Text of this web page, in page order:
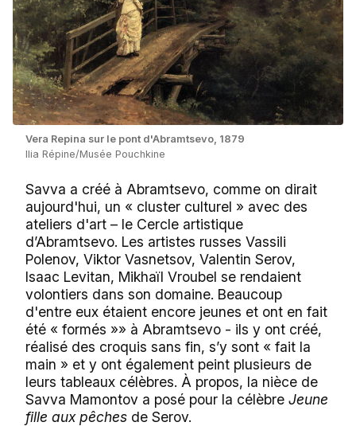
Vera Repina sur le pont d'Abramtsevo, 1879
Ilia Répine/Musée Pouchkine
Savva a créé à Abramtsevo, comme on dirait
aujourd'hui, un « cluster culturel » avec des
ateliers d'art – le Cercle artistique
d’Abramtsevo. Les artistes russes Vassili
Polenov, Viktor Vasnetsov, Valentin Serov,
Isaac Levitan, Mikhaïl Vroubel se rendaient
volontiers dans son domaine. Beaucoup
d'entre eux étaient encore jeunes et ont en fait
été « formés »» à Abramtsevo - ils y ont créé,
réalisé des croquis sans fin, s’y sont « fait la
main » et y ont également peint plusieurs de
leurs tableaux célèbres. À propos, la nièce de
Savva Mamontov a posé pour la célèbre Jeune
fille aux pêches de Serov.